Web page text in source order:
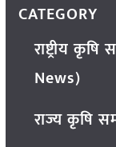
CATEGORY
राष्ट्रीय
News)
राज्य कृषि